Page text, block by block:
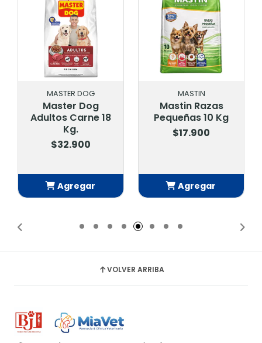
MASTER DOG
Master Dog
Adultos Carne 18
Kg.
$32.900
Agregar
MASTIN
Mastin Razas
Pequeñas 10 Kg
$17.900
Agregar
VOLVER ARRIBA